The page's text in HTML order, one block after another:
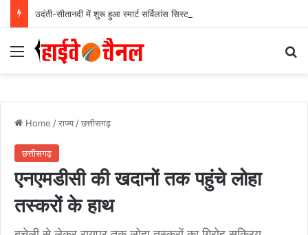
Menu
Home /राज्य /छत्तीसगढ़
छत्तीसगढ़
एनएमडीसी की खदानों तक पहुंचे लोहा
तस्करों के हाथ